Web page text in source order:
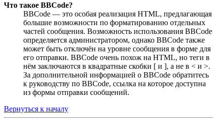
Что такое BBCode?
BBCode — это особая реализация HTML, предлагающая
большие возможности по форматированию отдельных
частей сообщения. Возможность использования BBCode
определяется администратором, однако BBCode также
может быть отключён на уровне сообщения в форме для
его отправки. BBCode очень похож на HTML, но теги в
нём заключаются в квадратные скобки [ и ], а не в < и >.
За дополнительной информацией о BBCode обратитесь
к руководству по BBCode, ссылка на которое доступна
из формы отправки сообщений.
Вернуться к началу